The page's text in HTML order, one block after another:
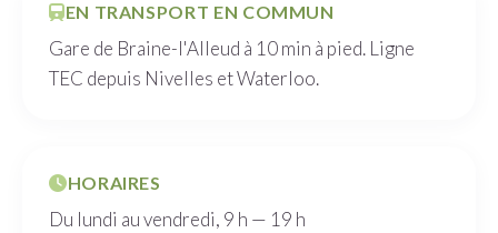
EN TRANSPORT EN COMMUN
Gare de Braine-l'Alleud à 10 min à pied. Ligne
TEC depuis Nivelles et Waterloo.
HORAIRES
Du lundi au vendredi, 9 h — 19 h